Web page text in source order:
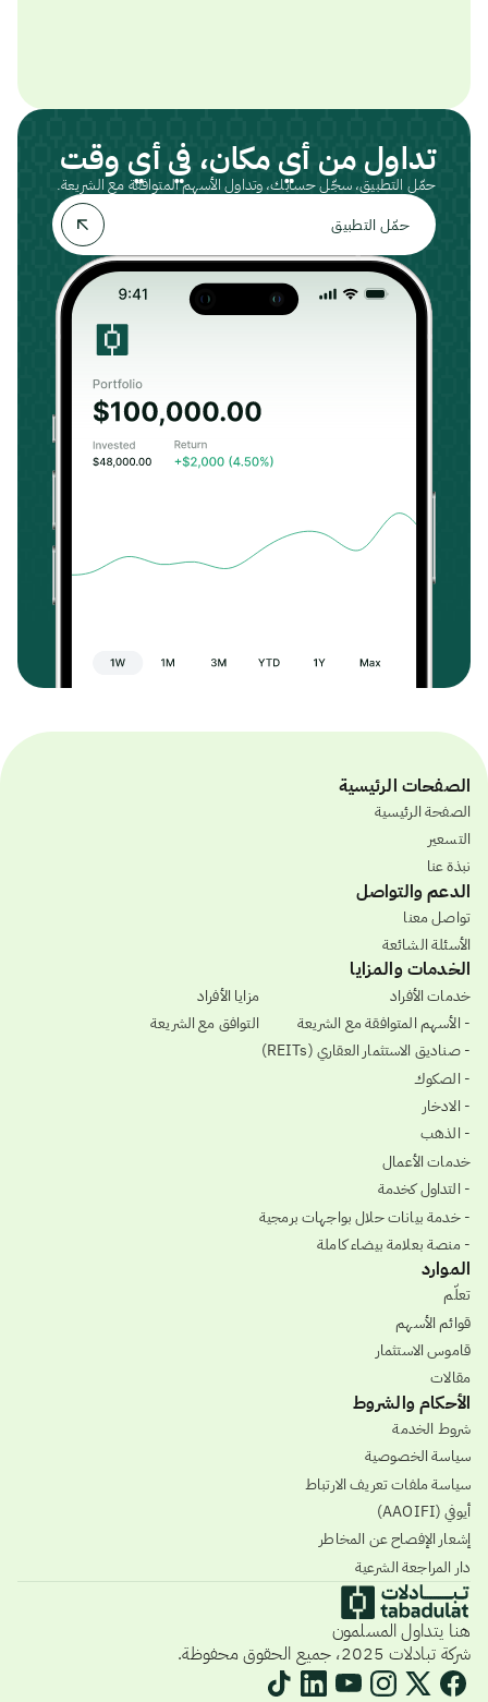
تداول من أي مكان، في أي وقت
حمّل التطبيق، سجّل حسابك، وتداول الأسهم المتوافقة مع الشريعة.
حمّل التطبيق
الصفحات الرئيسية
الصفحة الرئيسية
التسعير
نبذة عنا
الدعم والتواصل
تواصل معنا
الأسئلة الشائعة
الخدمات والمزايا
خدمات الأفراد
- الأسهم المتوافقة مع الشريعة
- صناديق الاستثمار العقاري (REITs)
- الصكوك
- الادخار
- الذهب
خدمات الأعمال
- التداول كخدمة
- خدمة بيانات حلال بواجهات برمجية
- منصة بعلامة بيضاء كاملة
مزايا الأفراد
التوافق مع الشريعة
الموارد
تعلّم
قوائم الأسهم
قاموس الاستثمار
مقالات
الأحكام والشروط
شروط الخدمة
سياسة الخصوصية
سياسة ملفات تعريف الارتباط
أيوفي (AAOIFI)
إشعار الإفصاح عن المخاطر
دار المراجعة الشرعية
هنا يتداول المسلمون
شركة تبادلات 2025، جميع الحقوق محفوظة.